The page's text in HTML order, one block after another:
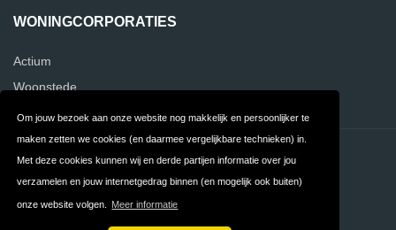
Om jouw bezoek aan onze website nog makkelijk en persoonlijker te
maken zetten we cookies (en daarmee vergelijkbare technieken) in.
Met deze cookies kunnen wij en derde partijen informatie over jou
verzamelen en jouw internetgedrag binnen (en mogelijk ook buiten)
onze website volgen. Meer informatie
WONINGCORPORATIES
Actium
Woonstede
Contact Privacy
Algemene FAQ